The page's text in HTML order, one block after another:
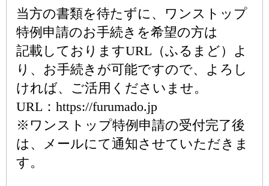
当方の書類を待たずに、ワンストップ
特例申請のお手続きを希望の方は
記載しておりますURL（ふるまど）よ
り、お手続きが可能ですので、よろし
ければ、ご活用くださいませ。
URL：https://furumado.jp
※ワンストップ特例申請の受付完了後
は、メールにて通知させていただきま
す。